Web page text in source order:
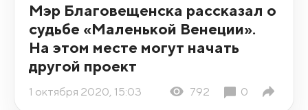
Мэр Благовещенска рассказал о
судьбе «Маленькой Венеции».
На этом месте могут начать
другой проект
1 октября 2020, 15:03 792 0